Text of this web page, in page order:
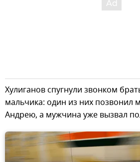
Хулиганов спугнули звонком
мальчика: один из них позвонил
Андрею, а мужчина уже вызвал